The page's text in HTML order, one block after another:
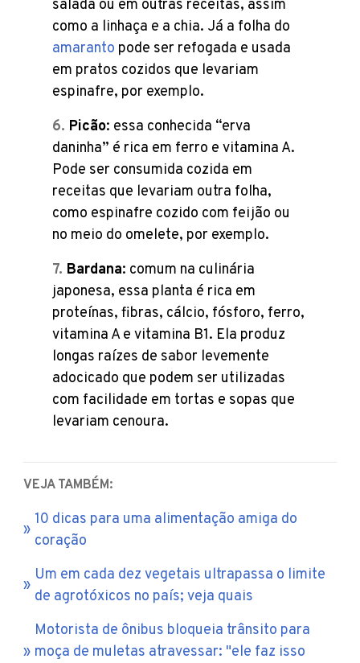
salada ou em outras receitas, assim
como a linhaça e a chia. Já a folha do
amaranto pode ser refogada e usada
em pratos cozidos que levariam
espinafre, por exemplo.
Picão: essa conhecida “erva
daninha” é rica em ferro e vitamina A.
Pode ser consumida cozida em
receitas que levariam outra folha,
como espinafre cozido com feijão ou
no meio do omelete, por exemplo.
Bardana: comum na culinária
japonesa, essa planta é rica em
proteínas, fibras, cálcio, fósforo, ferro,
vitamina A e vitamina B1. Ela produz
longas raízes de sabor levemente
adocicado que podem ser utilizadas
com facilidade em tortas e sopas que
levariam cenoura.
VEJA TAMBÉM:
10 dicas para uma alimentação amiga do
coração
Um em cada dez vegetais ultrapassa o limite
de agrotóxicos no país; veja quais
Motorista de ônibus bloqueia trânsito para
moça de muletas atravessar: "ele faz isso